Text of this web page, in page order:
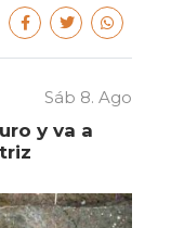
Sáb 8. Ago
y va a